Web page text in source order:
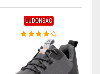
ÚJDONSÁG